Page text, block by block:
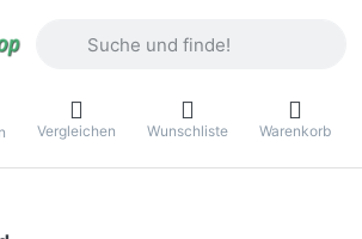
Vergleichen Wunschliste Warenkorb